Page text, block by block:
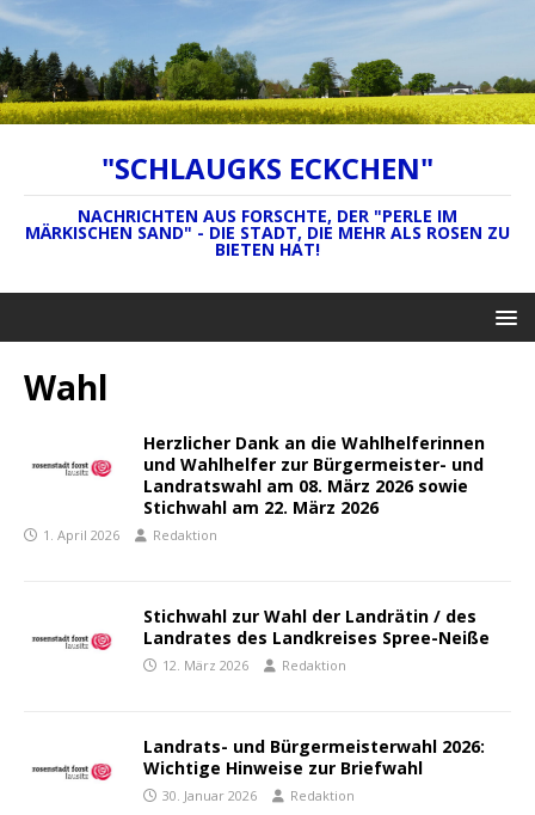
"SCHLAUGKS ECKCHEN"
NACHRICHTEN AUS FORSCHTE, DER "PERLE IM
MÄRKISCHEN SAND" - DIE STADT, DIE MEHR ALS ROSEN ZU
BIETEN HAT!
Wahl
Herzlicher Dank an die Wahlhelferinnen
und Wahlhelfer zur Bürgermeister- und
Landratswahl am 08. März 2026 sowie
Stichwahl am 22. März 2026
1. April 2026 Redaktion
Stichwahl zur Wahl der Landrätin / des
Landrates des Landkreises Spree-Neiße
12. März 2026 Redaktion
Landrats- und Bürgermeisterwahl 2026:
Wichtige Hinweise zur Briefwahl
30. Januar 2026 Redaktion